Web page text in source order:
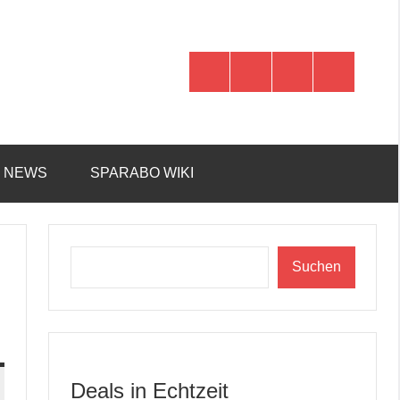
NEWS SPARABO WIKI
Suchen
Deals in Echtzeit